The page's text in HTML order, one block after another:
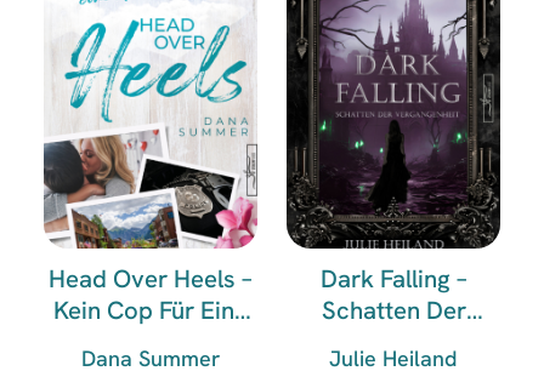
Head Over Heels –
Kein Cop Für Eine
Dana Summer
Dark Falling –
Schatten Der
Julie Heiland